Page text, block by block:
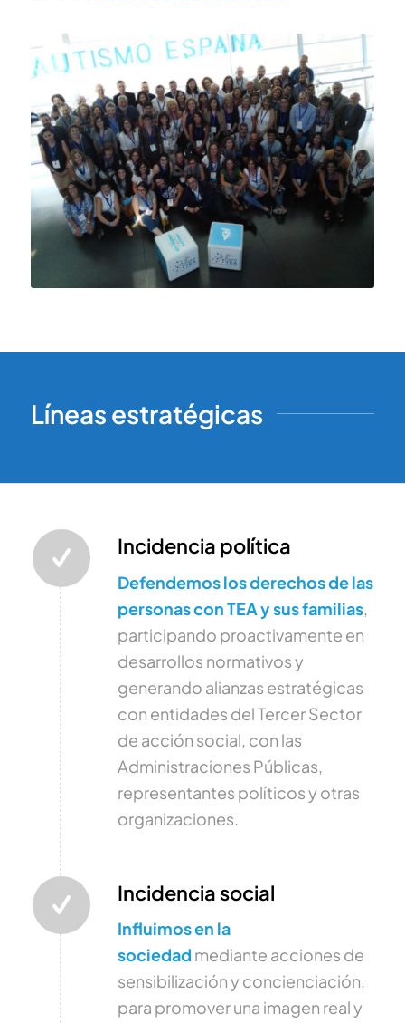
Líneas estratégicas
Incidencia política
Defendemos los derechos de las
personas con TEA y sus familias,
participando proactivamente en
desarrollos normativos y
generando alianzas estratégicas
con entidades del Tercer Sector
de acción social, con las
Administraciones Públicas,
representantes políticos y otras
organizaciones.
Incidencia social
Influimos en la
sociedad mediante acciones de
sensibilización y concienciación,
para promover una imagen real y